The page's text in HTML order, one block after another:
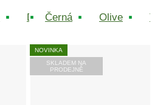
DE Černá Olive
NOVINKA
SKLADEM NA
PRODEJNĚ